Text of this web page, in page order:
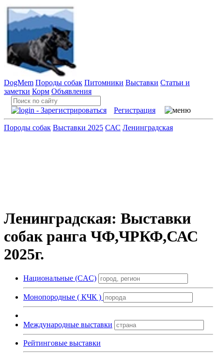
DogMem Породы собак Питомники Выставки Статьи и
заметки Корм Объявления
Регистрация
Породы собак Выставки 2025 САС Ленинградская
Ленинградская: Выставки
собак ранга ЧФ,ЧРКФ,САС
2025г.
Национальные (CAC)
Монопородные ( КЧК )
Международные выставки
Рейтинговые выставки